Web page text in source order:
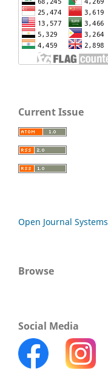
Current Issue
Open Journal Systems
Browse
Social Media